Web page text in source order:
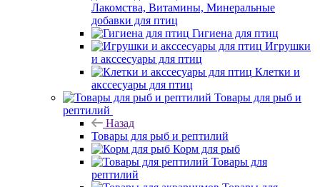
Лакомства, Витамины, Минеральные
добавки для птиц
Гигиена для птиц
Игрушки
и акссесуары для птиц
Клетки и
акссесуары для птиц
Товары для рыб и
рептилий
Назад
Товары для рыб и рептилий
Корм для рыб
Товары для
рептилий